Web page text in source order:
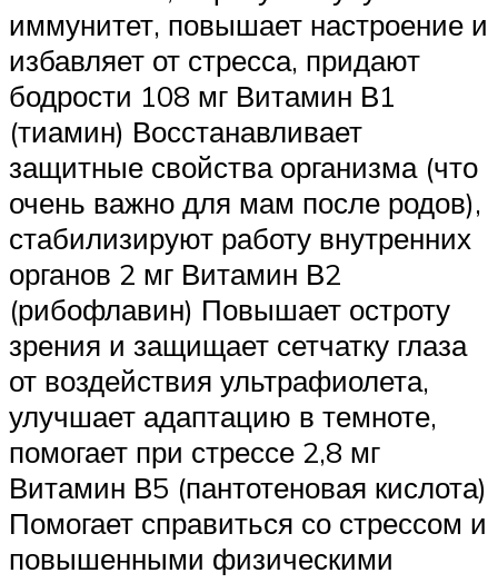
иммунитет, повышает настроение и
избавляет от стресса, придают
бодрости 108 мг Витамин В1
(тиамин) Восстанавливает
защитные свойства организма (что
очень важно для мам после родов),
стабилизируют работу внутренних
органов 2 мг Витамин В2
(рибофлавин) Повышает остроту
зрения и защищает сетчатку глаза
от воздействия ультрафиолета,
улучшает адаптацию в темноте,
помогает при стрессе 2,8 мг
Витамин В5 (пантотеновая кислота)
Помогает справиться со стрессом и
повышенными физическими